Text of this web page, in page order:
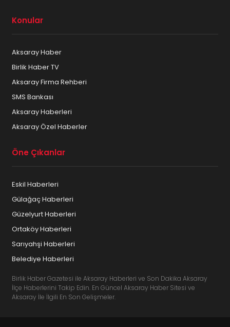
Konular
Aksaray Haber
Birlik Haber TV
Aksaray Firma Rehberi
SMS Bankası
Aksaray Haberleri
Aksaray Özel Haberler
Öne Çıkanlar
Eskil Haberleri
Gülağaç Haberleri
Güzelyurt Haberleri
Ortaköy Haberleri
Sarıyahşi Haberleri
Belediye Haberleri
Birlik Haber Gazetesi ile Aksaray Haberleri ve Son Dakika Aksaray
İlçe Haberlerini Takip Edin. En Güncel Aksaray Haber Sitesi ve
Aksaray İle İlgili En Son Gelişmeler.